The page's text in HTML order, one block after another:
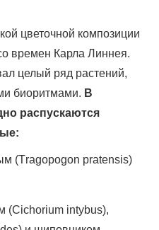
цветочной композиции
времен Карла Линнея.
целый ряд растений,
биоритмами. В
распускаются
(Тrаgороgоn рrаtеnsis)
(Сiсhоrium intybus),